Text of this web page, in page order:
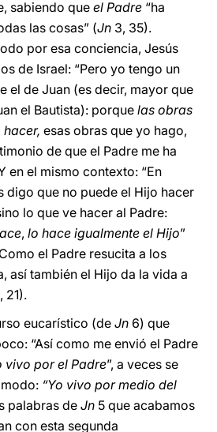
sabiendo que el Padre “ha
las cosas” (Jn 3, 35).
por esa conciencia, Jesús
de Israel: “Pero yo tengo un
el de Juan (es decir, mayor que
el Bautista): porque las obras
esas obras que yo hago,
de que el Padre me ha
en el mismo contexto: “En
digo que no puede el Hijo hacer
lo que ve hacer al Padre:
, lo hace igualmente el Hijo”
el Padre resucita a los
así también el Hijo da la vida a
21).
eucarístico (de Jn 6) que
“Así como me envió el Padre
vivo por el Padre”, a veces se
“Yo vivo por medio del
palabras deJn 5 que acabamos
con esta segunda